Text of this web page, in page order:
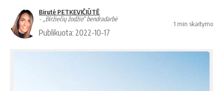
Birutė PETKEVIČIŪTĖ
- „Biržiečių žodžio“ bendradarbė
Publikuota: 2022-10-17
1 min skaitymo